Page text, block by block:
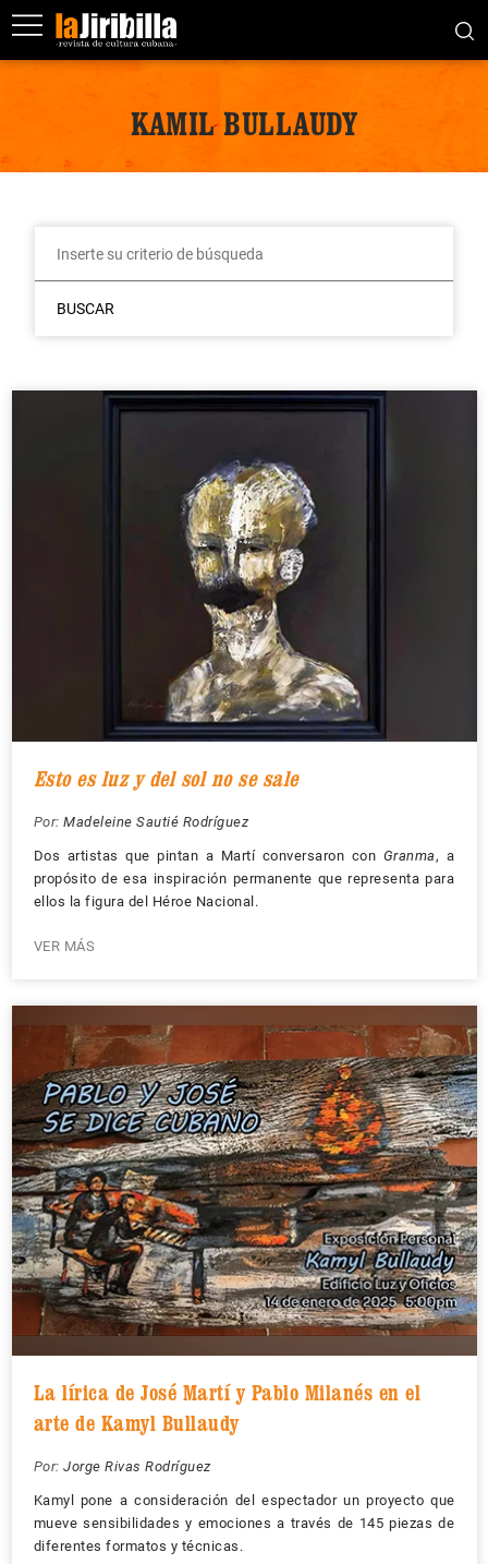
KAMIL BULLAUDY
BUSCAR
Esto es luz y del sol no se sale
Por: Madeleine Sautié Rodríguez
Dos artistas que pintan a Martí conversaron con Granma , a
propósito de esa inspiración permanente que representa para
ellos la figura del Héroe Nacional.
VER MÁS
La lírica de José Martí y Pablo Milanés en el
arte de Kamyl Bullaudy
Por: Jorge Rivas Rodríguez
Kamyl pone a consideración del espectador un proyecto que
mueve sensibilidades y emociones a través de 145 piezas de
diferentes formatos y técnicas.